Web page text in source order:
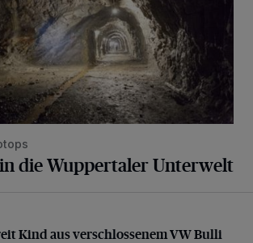
die Wuppertaler Unterwelt
Kind aus verschlossenem VW Bulli
Kind aus verschlossenem VW Bulli